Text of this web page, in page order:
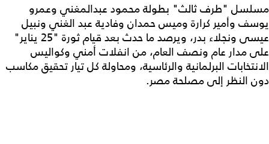
مسلسل "طرف ثالث" بطولة محمود عبدالمغني وعمرو
يوسف وأمير كرارة وميس حمدان وفادية عبد الغني ونبيل
عيسى ونجلاء بدر، ويرصد ما حدث بعد قيام ثورة "25 يناير"
على مدار عام ونصف العام، من انفلات أمني وكواليس
الانتخابات البرلمانية والرئاسية، ومحاولة كل تيار تحقيق مكاسب
دون النظر إلى مصلحة مصر.